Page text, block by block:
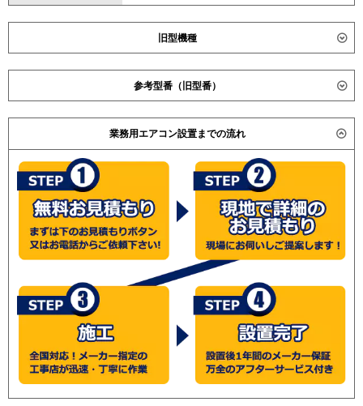
旧型機種
ダイキン
東芝
日立
RPC-AP280GHG7
RPC-AP280GHG7-kobe
RPC-GP280RGHG1
RPC-GP280RGHG1-G
RPC-GP280RGHG3
RPC-AP280GHG8
RPC-GP280RGHG
RPC-AP280GHG8-kobe
RPC-GP280RGHG2
RPC-GP280RGHG4
三菱重工
参考型番（旧型番）
日立 RPC-AP280GHG5 / RPC-AP280GHG2 / 日立 RPC-
(こちらの型番は参考です。メーカーや仕様によって価格
は異なります。旧型番は在庫切れの可能性がございま
す。）
業務用エアコン設置までの流れ